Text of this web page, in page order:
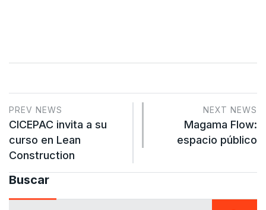
PREV NEWS
CICEPAC invita a su
curso en Lean
Construction
NEXT NEWS
Magama Flow:
espacio público
Buscar